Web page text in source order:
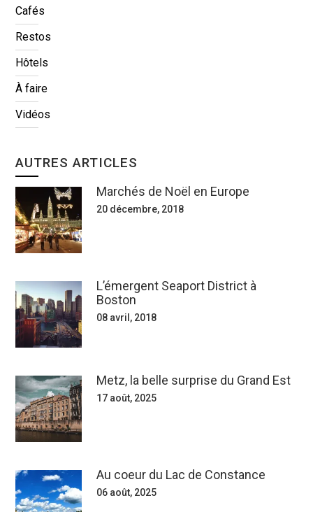
Cafés
Restos
Hôtels
À faire
Vidéos
AUTRES ARTICLES
Marchés de Noël en Europe
20 décembre, 2018
L’émergent Seaport District à
Boston
08 avril, 2018
Metz, la belle surprise du Grand Est
17 août, 2025
Au coeur du Lac de Constance
06 août, 2025